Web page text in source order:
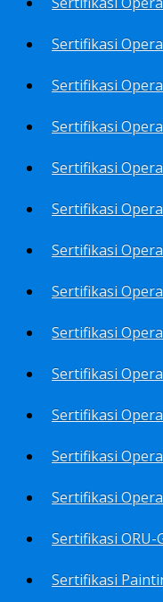
Sertifikasi
Sertifikasi
Sertifikasi
Sertifikasi
Sertifikasi
Sertifikasi